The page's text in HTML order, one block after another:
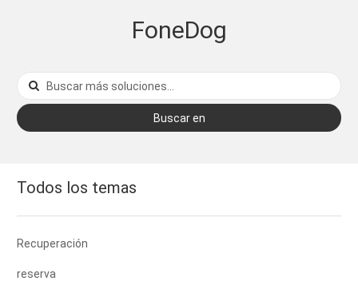
FoneDog
Buscar en
Todos los temas
Recuperación
reserva